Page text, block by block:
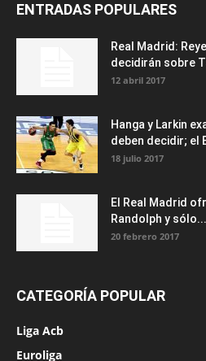
ENTRADAS POPULARES
Real Madrid:
decidirán sobre
12 abril 2017
Hanga y Larkin
deben decidir; el
18 julio 2017
El Real Madrid
Randolph y sólo...
20 febrero 2017
CATEGORÍA POPULAR
Liga Acb
Euroliga